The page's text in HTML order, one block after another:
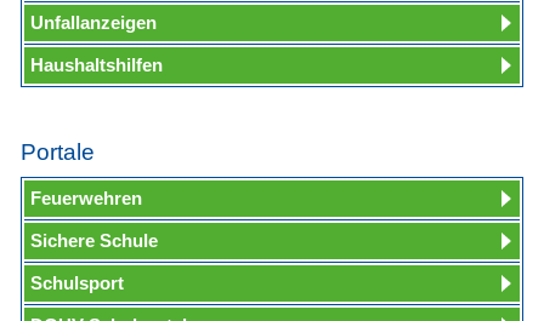
Unfallanzeigen
Haushaltshilfen
Portale
Feuerwehren
Sichere Schule
Schulsport